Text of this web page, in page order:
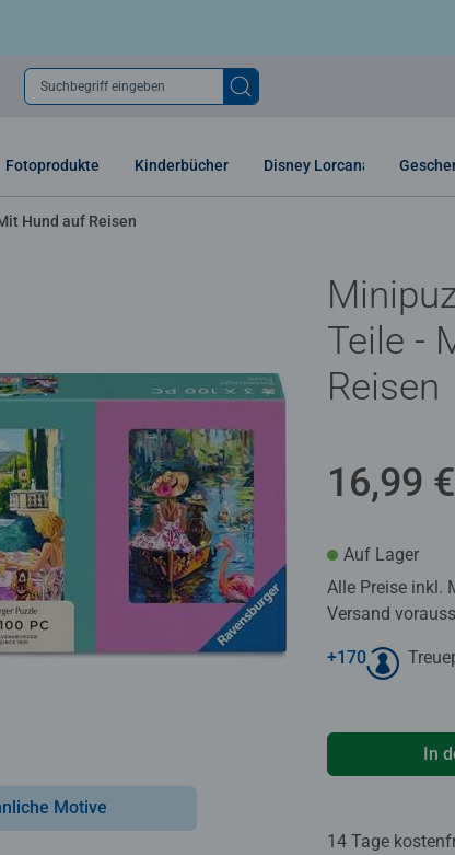
Suchbegriff eingeben
Fotoprodukte Kinderbücher Disney Lorcana
Hund auf Reisen
Motive
Teile -
Reisen
16,99 €
Auf Lager
Alle Preise inkl.
Versand
+170
In
14 Tage